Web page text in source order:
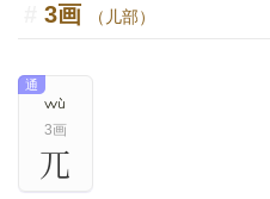
3画 （儿部）
wù
3画
通
兀